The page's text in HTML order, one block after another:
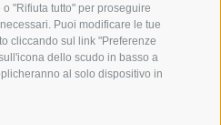
"Rifiuta tutto" per proseguire
Puoi modificare le tue
cliccando sul link "Preferenze
dello scudo in basso a
al solo dispositivo in